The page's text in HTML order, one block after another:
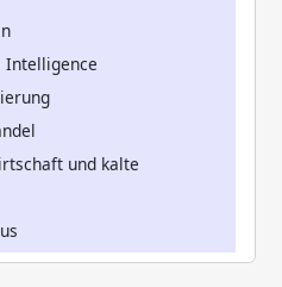
Intelligence
und kalte